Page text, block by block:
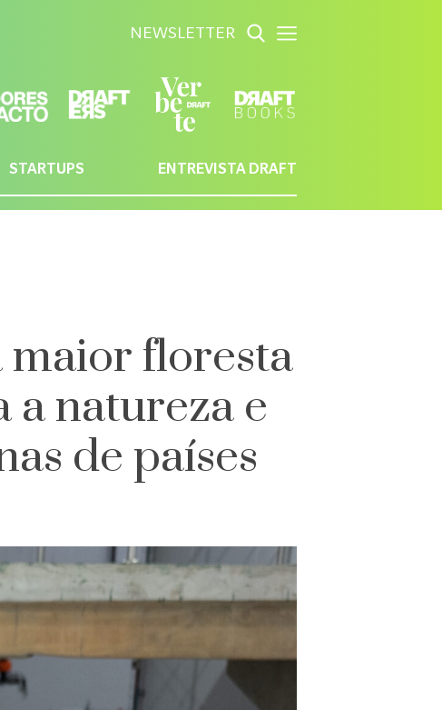
NEWSLETTER
STARTUPS ENTREVISTA DRAFT
floresta
a natureza e
de países